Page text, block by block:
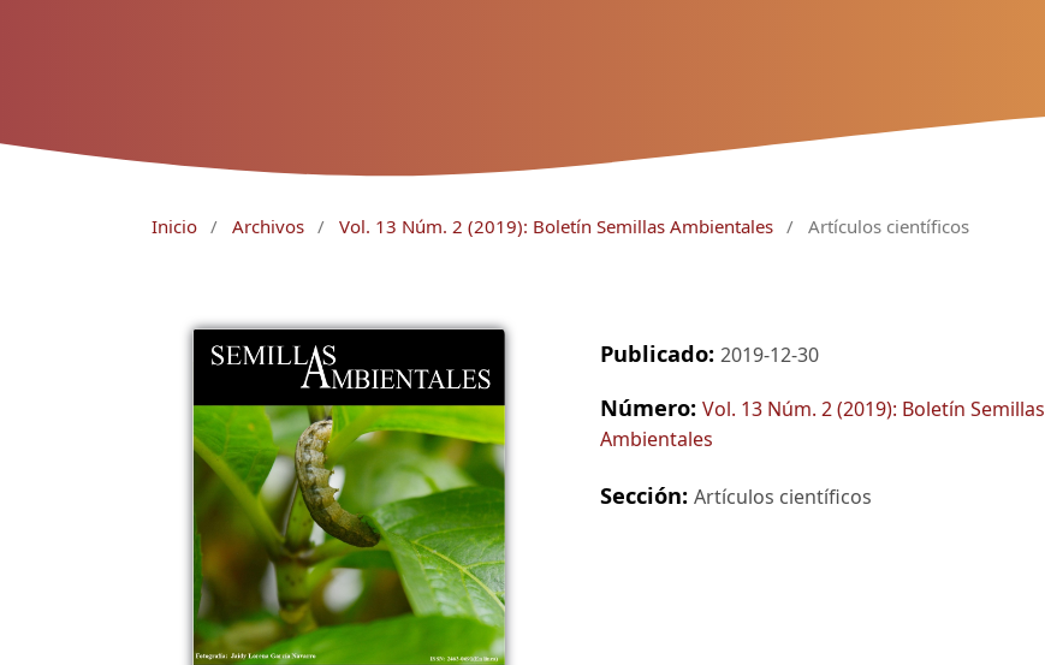
Inicio / Archivos / Vol. 13 Núm. 2 (2019): Boletín Semillas Ambientales / Artículos científicos
Publicado: 2019-12-30
Número: Vol. 13 Núm. 2 (2019): Boletín Semillas
Ambientales
Sección: Artículos científicos